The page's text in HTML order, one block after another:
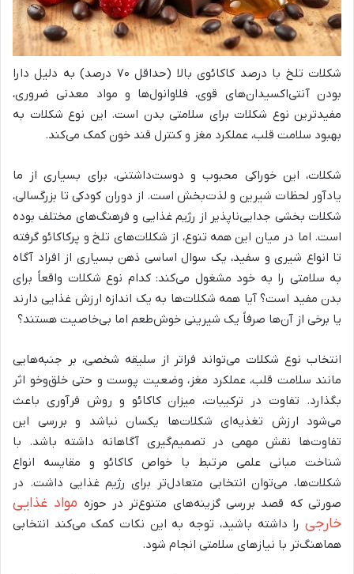
شکلات تلخ با درصد کاکائوی بالا (حداقل ۷۰ درصد) به دلیل دارا
بودن آنتی‌اکسیدان‌های قوی، فلاوانول‌ها و مواد معدنی ضروری،
مفیدترین نوع شکلات برای سلامتی بدن است. این نوع شکلات به
بهبود سلامت قلب، عملکرد مغز و کنترل قند خون کمک می‌کند.
شکلات، این خوراکی محبوب و دوست‌داشتنی، برای بسیاری از ما
یادآور لحظات شیرین و لذت‌بخش است. از دوران کودکی تا بزرگسالی،
شکلات بخشی جدایی‌ناپذیر از رژیم غذایی و فرهنگ‌های مختلف بوده
است. اما در میان این همه تنوع، از شکلات‌های تلخ و پرکاکائو گرفته
تا انواع شیری و سفید، یک سوال اساسی ذهن بسیاری از افراد آگاه
به سلامتی را به خود مشغول می‌کند: کدام نوع شکلات واقعاً برای
بدن مفید است؟ آیا همه شکلات‌ها به یک اندازه ارزش غذایی دارند
یا برخی از آن‌ها صرفاً یک شیرینی خوش‌طعم اما بی‌خاصیت هستند؟
انتخاب نوع شکلات می‌تواند فراتر از سلیقه شخصی، بر جنبه‌هایی
مانند سلامت قلب، عملکرد مغز، وضعیت پوست و حتی خلق‌وخو اثر
بگذارد. تفاوت در ترکیبات، میزان کاکائو و روش فرآوری باعث
می‌شود ارزش تغذیه‌ای شکلات‌ها یکسان نباشد و بررسی این
تفاوت‌ها نقش مهمی در تصمیم‌گیری آگاهانه داشته باشد. با
شناخت مبانی علمی مرتبط با خواص کاکائو و مقایسه انواع
شکلات‌ها، می‌توان انتخابی متعادل‌تر برای رژیم غذایی داشت. در
صورتی که قصد بررسی گزینه‌های متنوع‌تر در حوزه مواد غذایی
خارجی را داشته باشید، توجه به این نکات کمک می‌کند انتخابی
هماهنگ‌تر با نیازهای سلامتی انجام شود.